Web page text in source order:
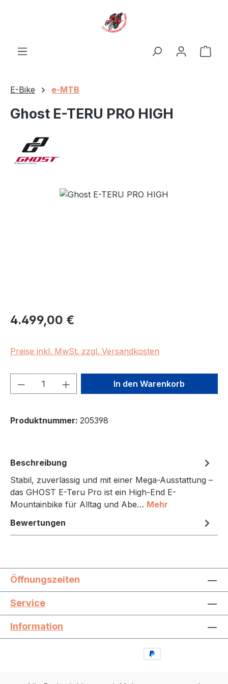
E-Bike e-MTB
Ghost E-TERU PRO HIGH
Bildergalerie überspringen
Regulärer Preis:
4.499,00 €
Preise inkl. MwSt. zzgl. Versandkosten
Produkt Anzahl: Gib denIn den Warenkorb
Produktnummer: 205398
Beschreibung
Stabil, zuverlässig und mit einer Mega-Ausstattung –
das GHOST E-Teru Pro ist ein High-End E-
Mountainbike für Alltag und Abe… Mehr
Bewertungen
Öffnungszeiten
Service
Information